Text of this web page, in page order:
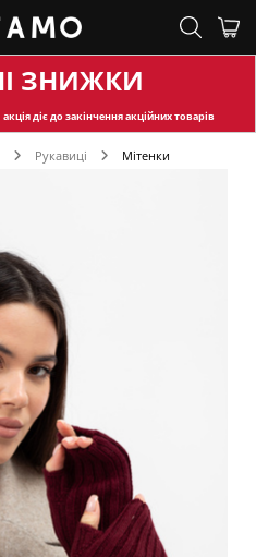
ЗНИЖКИ
діє до закінчення акційних товарів
Рукавиці Мітенки